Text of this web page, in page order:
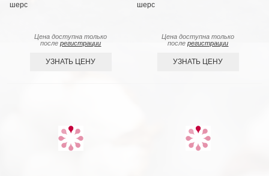
шерс
Цена доступна только
послерегистрации
УЗНАТЬ ЦЕНУ
шерс
Цена доступна только
послерегистрации
УЗНАТЬ ЦЕНУ